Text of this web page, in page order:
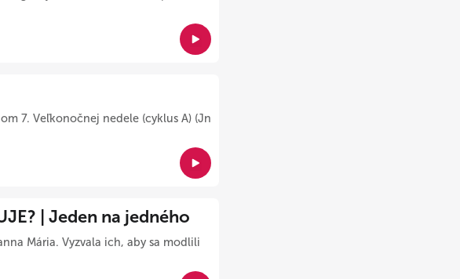
7. Veľkonočnej nedele (cyklus A) (Jn
| Jeden na jedného
Mária. Vyzvala ich, aby sa modlili